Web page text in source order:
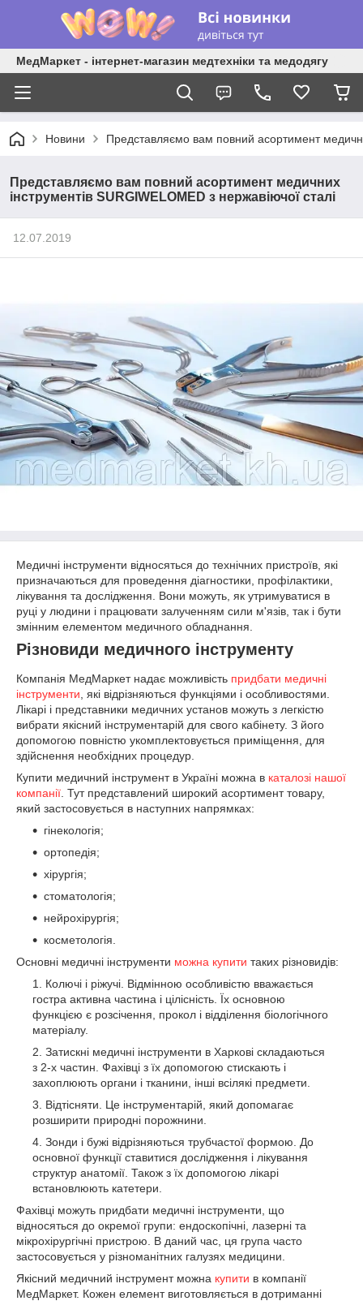
МедМаркет - інтернет-магазин медтехніки та медодягу
Новини Представляємо вам повний асортимент
Представляємо вам повний асортимент медичних
інструментів SURGIWELOMED з нержавіючої сталі
12.07.2019
Медичні інструменти відносяться до технічних пристроїв, які
призначаються для проведення діагностики, профілактики,
лікування та дослідження. Вони можуть, як утримуватися в
руці у людини і працювати залученням сили м'язів, так і бути
змінним елементом медичного обладнання.
Різновиди медичного інструменту
Компанія МедМаркет надає можливість придбати медичні
інструменти , які відрізняються функціями і особливостями.
Лікарі і представники медичних установ можуть з легкістю
вибрати якісний інструментарій для свого кабінету. З його
допомогою повністю укомплектовується приміщення, для
здійснення необхідних процедур.
Купити медичний інструмент в Україні можна в каталозі нашої
компанії . Тут представлений широкий асортимент товару,
який застосовується в наступних напрямках:
гінекологія;
ортопедія;
хірургія;
стоматологія;
нейрохірургія;
косметологія.
Основні медичні інструменти можна купити таких різновидів:
Колючі і ріжучі. Відмінною особливістю вважається
гостра активна частина і цілісність. Їх основною
функцією є розсічення, прокол і відділення біологічного
матеріалу.
Затискні медичні інструменти в Харкові складаються
з 2-х частин. Фахівці з їх допомогою стискають і
захоплюють органи і тканини, інші всілякі предмети.
Відтісняти. Це інструментарій, який допомагає
розширити природні порожнини.
Зонди і бужі відрізняються трубчастої формою. До
основної функції ставитися дослідження і лікування
структур анатомії. Також з їх допомогою лікарі
встановлюють катетери.
Фахівці можуть придбати медичні інструменти, що
відносяться до окремої групи: ендоскопічні, лазерні та
мікрохірургічні пристрою. В даний час, ця група часто
застосовується у різноманітних галузях медицини.
Якісний медичний інструмент можна купити в компанії
МедМаркет. Кожен елемент виготовляється в дотриманні